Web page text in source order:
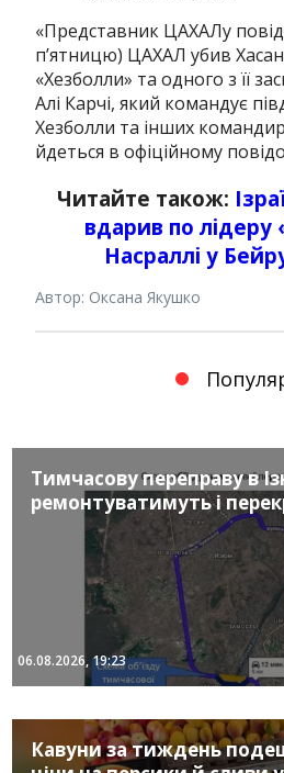
«Представник ЦАХАЛу
п’ятницю) ЦАХАЛ убив
«Хезболли» та одного з її
Алі Карчі, який командує
Хезболли та інших
йдеться в офіційному
Читайте також:
вдарив по лідеру
Насраллі у
Автор: Оксана Якушко
Тимчасову переправу в
ремонтуватимуть і
06.08.2026, 19:23
Кавуни за тиждень